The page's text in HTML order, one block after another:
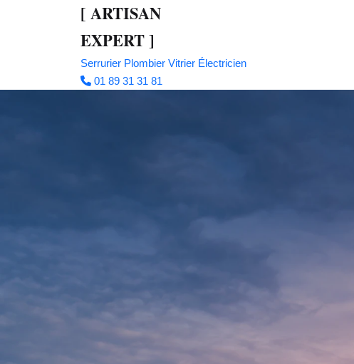
[ ARTISAN
EXPERT]
Serrurier Plombier Vitrier Électricien
01 89 31 31 81